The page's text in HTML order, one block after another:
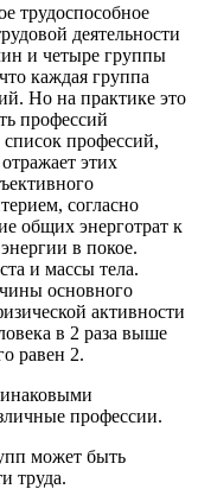
трудоспособное
деятельности
и четыре группы
каждая группа
Но на практике это
профессий
профессий,
этих
согласно
общих энерготрат к
в покое.
и массы тела.
основного
активности
в 2 раза выше
равен 2.
профессии.
может быть
труда.